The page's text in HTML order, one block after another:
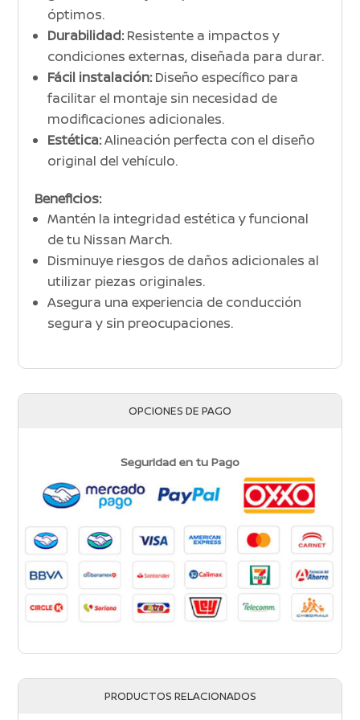
óptimos.
Durabilidad:Resistente a impactos y
condiciones externas, diseñada para durar.
Fácil instalación:Diseño específico para
facilitar el montaje sin necesidad de
modificaciones adicionales.
Estética:Alineación perfecta con el diseño
original del vehículo.
Beneficios:
Mantén la integridad estética y funcional
de tu Nissan March.
Disminuye riesgos de daños adicionales al
utilizar piezas originales.
Asegura una experiencia de conducción
segura y sin preocupaciones.
OPCIONES DE PAGO
Seguridad en tu Pago
PRODUCTOS RELACIONADOS